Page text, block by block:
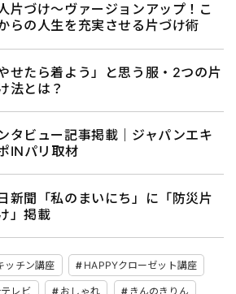
片づけ～ヴァージョンアップ！こ
らの人生を充実させる片づけ術
やせたら着よう」と思う服・2つの片
法とは？
タビュー記事掲載｜ジャパンエキ
INパリ取材
新聞「私のまいにち」に「防災片
」掲載
ッチン講座 HAPPYクローゼット講座
レビ おしゃれ きんのきりん